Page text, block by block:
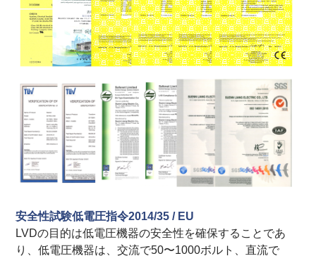
安全性試験低電圧指令2014/35 / EU
LVDの目的は低電圧機器の安全性を確保することであ
り、低電圧機器は、交流で50〜1000ボルト、直流で